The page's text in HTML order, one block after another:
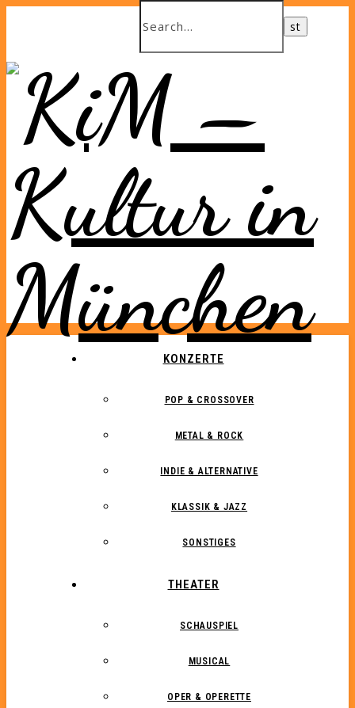
KONZERTE
POP & CROSSOVER
METAL & ROCK
INDIE & ALTERNATIVE
KLASSIK & JAZZ
SONSTIGES
THEATER
SCHAUSPIEL
MUSICAL
OPER & OPERETTE